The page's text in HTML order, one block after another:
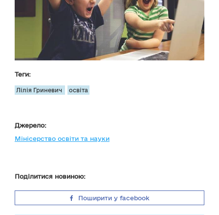
Теги:
Лілія Гриневич освіта
Джерело:
Мінісерство освіти та науки
Поділитися новиною:
Поширити у facebook